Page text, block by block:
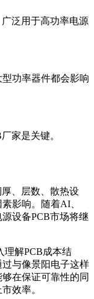
泛用于高功率电源
功率器件都会影响
家是关键。
、层数、散热设
影响。随着AI、
设备PCB市场将继
理解PCB成本结
与像景阳电子这样
在保证可靠性的同
效率。